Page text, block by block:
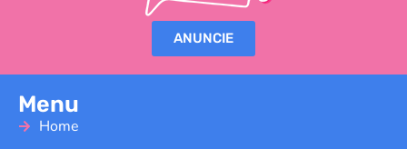
ANUNCIE
Menu
Home